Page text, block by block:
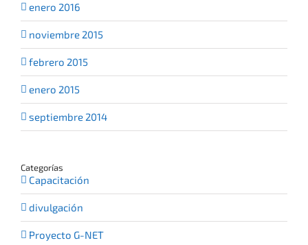
enero 2016
noviembre 2015
febrero 2015
enero 2015
septiembre 2014
Categorías
Capacitación
divulgación
Proyecto G-NET